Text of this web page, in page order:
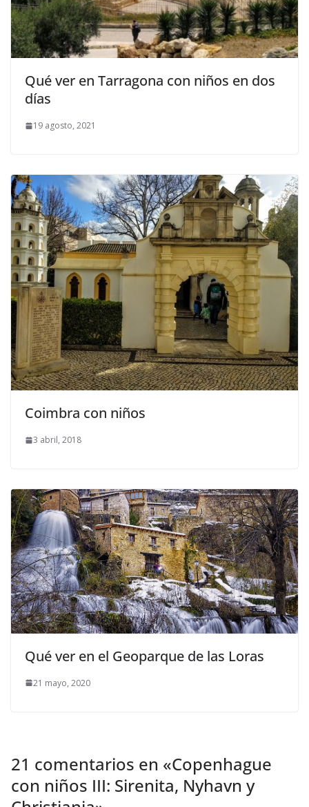
Qué ver en Tarragona con niños en dos
días
19 agosto, 2021
Coimbra con niños
3 abril, 2018
Qué ver en el Geoparque de las Loras
21 mayo, 2020
21 comentarios en «Copenhague
con niños III: Sirenita, Nyhavn y